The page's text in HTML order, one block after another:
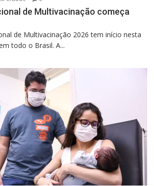
de Multivacinação começa
de Multivacinação 2026 tem início nesta
todo o Brasil. A...